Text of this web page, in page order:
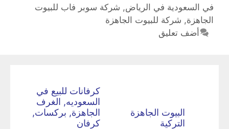
في السعودية في الرياض , شركة سوبر فاب للبيوت
الجاهزة, شركة للبيوت الجاهزة
أضف تعليق
البيوت الجاهزة
التركية
كرفانات للبيع في
السعوديه, الغرف
الجاهزة, بركسات,
كرفان